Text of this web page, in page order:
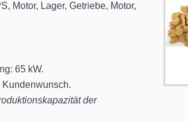
Motor, Lager, Getriebe, Motor,
65 kW.
der